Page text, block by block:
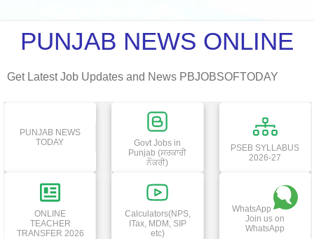
PUNJAB NEWS ONLINE
Get Latest Job Updates and News PBJOBSOFTODAY
PUNJAB NEWS
TODAY
Govt Jobs in
Punjab (ਸਰਕਾਰੀ
ਨੌਕਰੀ)
PSEB SYLLABUS
2026-27
ONLINE
TEACHER
TRANSFER 2026
Calculators(NPS,
ITax, MDM, SIP
etc)
WhatsApp
Join us on
WhatsApp